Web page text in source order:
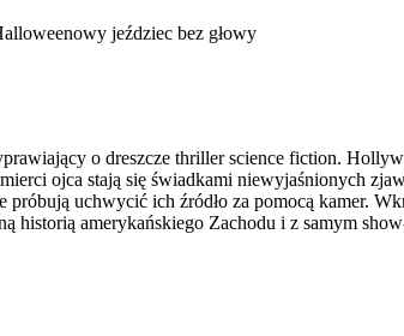
jeździec bez głowy
o dreszcze thriller science fiction.
ojca stają się świadkami niewyjaśnionych
uchwycić ich źródło za pomocą kamer.
historią amerykańskiego Zachodu i z samym